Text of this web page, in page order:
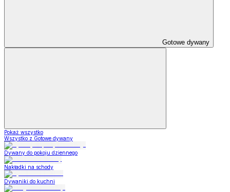
Gotowe dywany
Pokaż wszystko
Wszystko z Gotowe dywany
Dywany do pokoju dziennego
Nakładki na schody
Dywaniki do kuchni